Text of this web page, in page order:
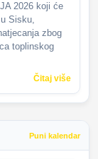
2026 koji će
Sisku,
zbog
toplinskog
Čitaj više
Puni kalendar